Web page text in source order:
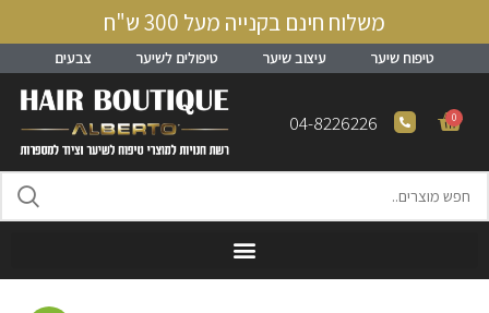
משלוח חינם בקנייה מעל 300 ש"ח
טיפוח שיער עיצוב שיער טיפולים לשיער צבעים
0
04-8226226